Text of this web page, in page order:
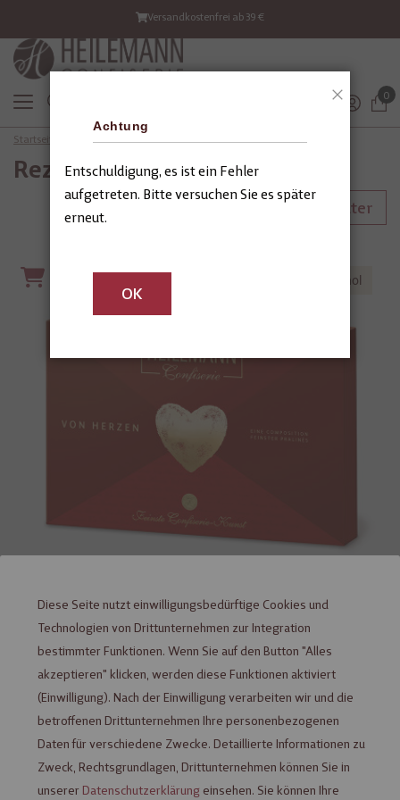
Versandkostenfrei ab 39 €
0
Startseite Rezepte & DIY
Rezepte & DIY
Filter
ohne Alkohol
Heilemann VON HERZEN Pralinen
Komposition, 122 g
8,49 €
Inhalt: 0,122 kg (69,59 €/ 1 kg)
Diese Seite nutzt einwilligungsbedürftige Cookies und
Technologien von Drittunternehmen zur Integration
bestimmter Funktionen. Wenn Sie auf den Button "Alles
akzeptieren" klicken, werden diese Funktionen aktiviert
(Einwilligung). Nach der Einwilligung verarbeiten wir und die
betroffenen Drittunternehmen Ihre personenbezogenen
Daten für verschiedene Zwecke. Detaillierte Informationen zu
Zweck, Rechtsgrundlagen, Drittunternehmen können Sie in
unserer Datenschutzerklärung einsehen. Sie können Ihre
Achtung
Entschuldigung, es ist ein Fehler
aufgetreten. Bitte versuchen Sie es später
erneut.
OK